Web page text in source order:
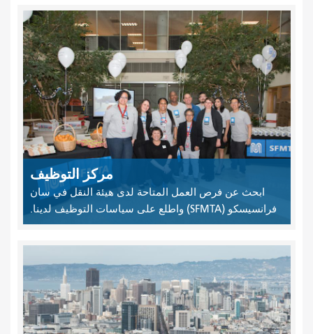
مركز التوظيف
ابحث عن فرص العمل المتاحة لدى هيئة النقل في سان
فرانسيسكو (SFMTA) واطلع على سياسات التوظيف لدينا.